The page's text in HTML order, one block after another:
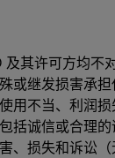
其许可方均不
或继发损害承
用不当、利润
括诚信或合理
、损失和诉讼